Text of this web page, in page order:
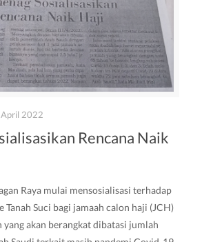
2022
Rencana Naik
Raya mulai mensosialisasi terhadap
Tanah Suci bagi jamaah calon haji (JCH)
yang akan berangkat dibatasi jumlah